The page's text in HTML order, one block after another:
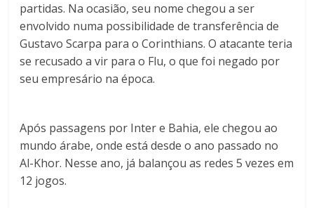
partidas. Na ocasião, seu nome chegou a ser
envolvido numa possibilidade de transferência de
Gustavo Scarpa para o Corinthians. O atacante teria
se recusado a vir para o Flu, o que foi negado por
seu empresário na época.
Após passagens por Inter e Bahia, ele chegou ao
mundo árabe, onde está desde o ano passado no
Al-Khor. Nesse ano, já balançou as redes 5 vezes em
12 jogos.